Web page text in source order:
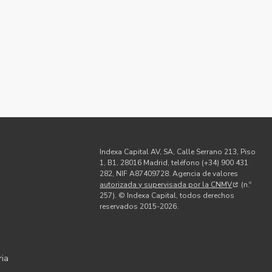
Indexa Capital AV, SA, Calle Serrano 213, Piso
1, B1, 28016 Madrid, teléfono (+34) 900 431
282, NIF A87409728. Agencia de valores
autorizada y supervisada por la CNMV
(n.º
257). © Indexa Capital, todos derechos
reservados 2015-2026.